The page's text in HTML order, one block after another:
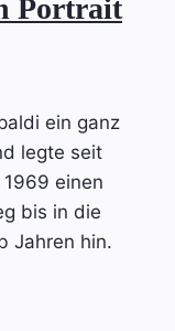
Portrait
ein ganz
legte seit
einen
bis in die
Jahren hin.